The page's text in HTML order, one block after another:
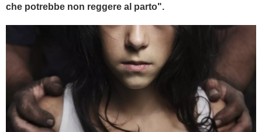
BAMBINO
DIETA
GUIDE
che potrebbe non reggere al parto".